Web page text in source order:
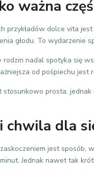
ważna
przykładów dolce vita
głodu. To wydarzenie
rodzin nadal spotyka się
od pośpiechu jest
stosunkowo prosta,
chwila dla
jest sposób,
Jednak nawet tak